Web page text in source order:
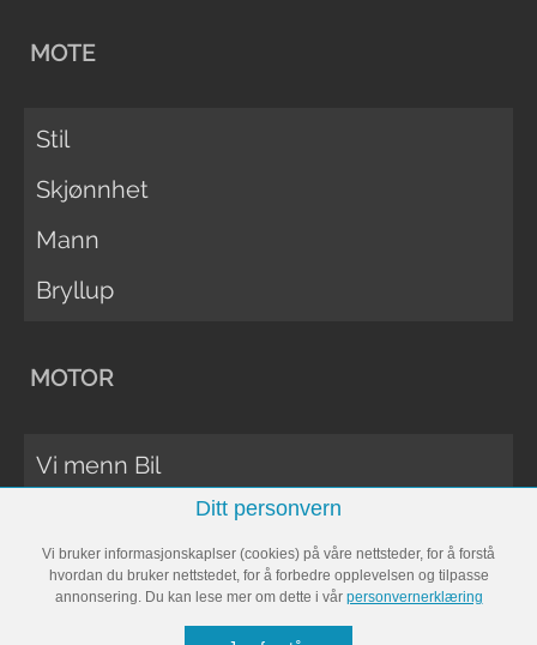
MOTE
Stil
Skjønnhet
Mann
Bryllup
MOTOR
Vi menn Bil
Vi Menn Båt
Ditt personvern
Vi bruker informasjonskaplser (cookies) på våre nettsteder, for å forstå
hvordan du bruker nettstedet, for å forbedre opplevelsen og tilpasse
annonsering. Du kan lese mer om dette i vår personvernerklæring